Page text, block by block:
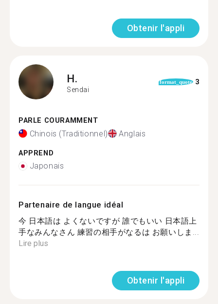
Obtenir l'appli
H.
Sendai
format_quote 3
PARLE COURAMMENT
Chinois (Traditionnel) Anglais
APPREND
Japonais
Partenaire de langue idéal
今 日本語は よくないですが 誰でもいい 日本語上
手なみんなさん 練習の相手がなるは お願いしま...
Lire plus
Obtenir l'appli